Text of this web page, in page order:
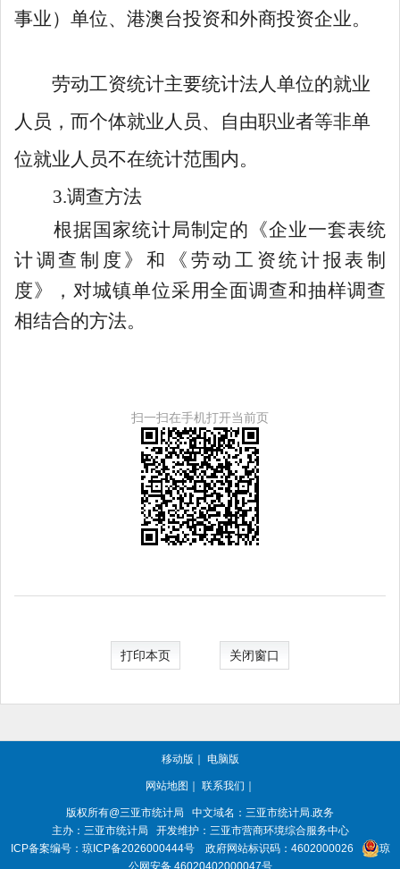
事业）单位、港澳台投资和外商投资企业。
劳动工资统计主要统计法人单位的就业
人员，而个体就业人员、自由职业者等非单
位就业人员不在统计范围内。
3.调查方法
根据国家统计局制定的《企业一套表统
计调查制度》和《劳动工资统计报表制
度》，对城镇单位采用全面调查和抽样调查
相结合的方法。
扫一扫在手机打开当前页
打印本页 关闭窗口
移动版 ｜ 电脑版
网站地图 ｜ 联系我们 ｜
版权所有@三亚市统计局
中文域名：三亚市统计局.政务
主办：三亚市统计局
开发维护：三亚市营商环境综合服务中心
ICP备案编号： 琼ICP备2026000444号 政府网站标识码： 4602000026
琼